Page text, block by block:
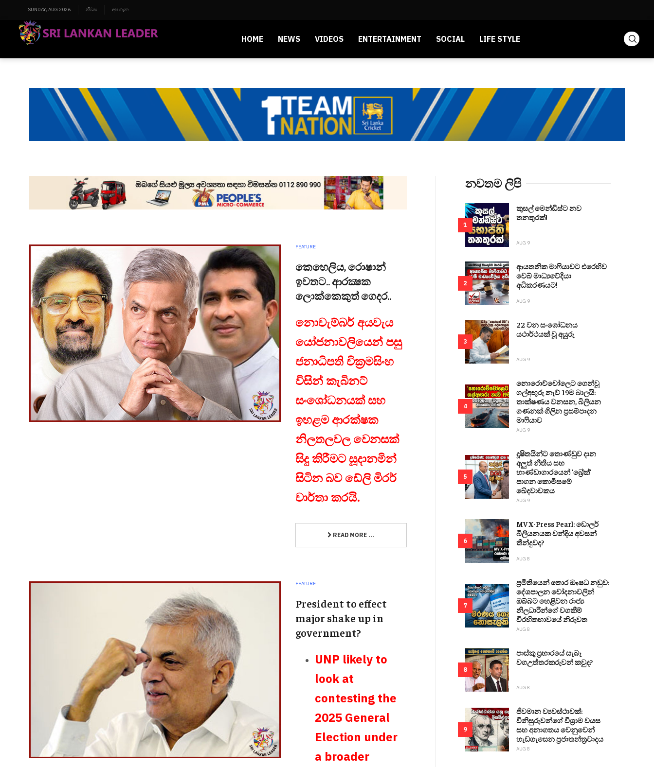
SUNDAY, AUG 2026 නිවස අප ගැන
HOME NEWS VIDEOS ENTERTAINMENT SOCIAL LIFE STYLE
FEATURE
කෙහෙලිය, රොෂාන්
ඉවතට.. ආරක්‍ෂක
ලොක්කෙකුත් ගෙදර..
නොවැම්බර් අයවැය
යෝජනාවලියෙන් පසු
ජනාධිපති වික්‍රමසිංහ
විසින් කැබිනට්
සංශෝධනයක් සහ
ඉහළම ආරක්ෂක
නිලතලවල වෙනසක්
සිදු කිරීමට සූදානමින්
සිටින බව ඩේලි මිරර්
වාර්තා කරයි.
READ MORE ...
FEATURE
President to effect
major shake up in
government?
UNP likely to
look at
contesting the
2025 General
Election under
a broader
නවතම ලිපි
1
කුසල් මෙන්ඩිස්ට නව
තනතුරක්!
AUG 9
2
ආයතනික මාෆියාවට එරෙහිව
වෙබ් මාධ්‍යවේදියා
අධිකරණයට!
AUG 9
3
22 වන සංශෝධනය
යථාර්ථයක් වූ අයුරු
AUG 9
4
නොරොච්චෝලෙට ගෙන්වූ
ගල්අඟුරු නැව් 19ම බාලයි:
තාක්ෂණය වනසන, බිලියන
ගණනක් ගිලින ප්‍රසම්පාදන
මාෆියාව
AUG 9
5
දූෂිතයින්ට තොණ්ඩුව දාන
අලුත් නීතිය සහ
භාණ්ඩාගාරයෙන් 'බ්‍රේක්'
පාගන කොමිසමේ
ඛේදවාචකය
AUG 9
6
MV X-Press Pearl: ඩොලර්
බිලියනයක වන්දිය අවසන්
තීන්දුවද?
AUG 8
7
ප්‍රමිතියෙන් තොර ඖෂධ නඩුව:
දේශපාලන චෝදනාවලින්
ඔබ්බට හෙළිවන රාජ්‍ය
නිලධාරීන්ගේ වගකීම්
විරහිතභාවයේ නිරුවත
AUG 8
8
පාස්කු ප්‍රහාරයේ සැබෑ
වගඋත්තරකරුවන් කවුද?
AUG 8
9
ජීවමාන ව්‍යවස්ථාවක්:
විනිසුරුවන්ගේ විශ්‍රාම වයස
සහ අනාගතය වෙනුවෙන්
හැඩගැසෙන ප්‍රජාතන්ත්‍රවාදය
AUG 8